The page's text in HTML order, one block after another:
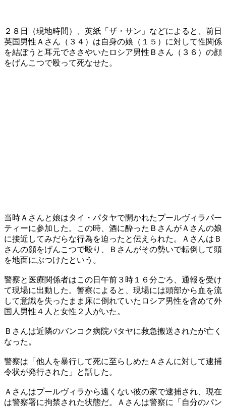
２８日（現地時間）、英紙「ザ・サン」などによると、前日
英国男性Ａさん（３４）は自身の娘（１５）に対して性関係
を結ぼうと耳元でささやいたロシア男性Ｂさん（３６）の顔
をげんこつで殴って死なせた。
当時Ａさんと娘はタイ・パタヤで開かれたプールヴィラパー
ティーに参加した。この時、酒に酔ったＢさんがＡさんの娘
に接近してみだらな行為を迫ったと伝えられた。ＡさんはＢ
さんの顔をげんこつで殴り、Ｂさんがその勢いで転倒して頭
を地面にぶつけたという。
警察と医療関係者はこの日午前３時１６分ごろ、通報を受け
て現場に出動した。警察によると、現場には頭部から血を流
して意識を失ったまま床に倒れていたロシア男性を含めて外
国人男性４人と女性２人がいた。
Ｂさんは近隣のバンコク病院パタヤに救急搬送されたが亡く
なった。
警察は「他人を暴行して死に至らしめたＡさんに対して逮捕
令状が発行された」と話した。
Ａさんはプールヴィラから遠くない彼の家で逮捕され、現在
は警察署に拘禁された状態だ。Ａさんは警察に「自分のパン